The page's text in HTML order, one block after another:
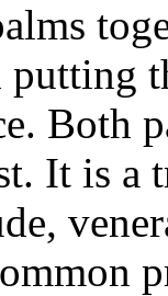
putting
Both
It is a